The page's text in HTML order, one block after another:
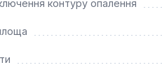
контуру опалення